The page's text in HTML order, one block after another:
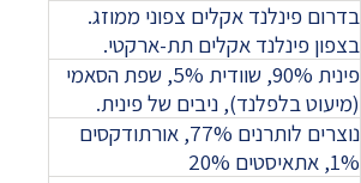
בדרום פינלנד אקלים צפוני ממוזג.
בצפון פינלנד אקלים תת-ארקטי.
פינית 90%, שוודית 5%, שפת הסאמי
(מיעוט בלפלנד), ניבים של פינית.
נוצרים לותרנים 77%, אורתודקסים
1%, אתאיסטים 20%